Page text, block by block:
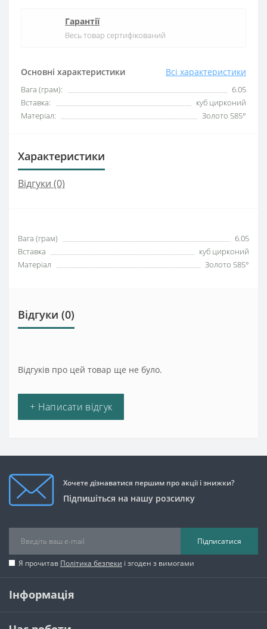
Основні характеристики Всі характеристики
Вага (грам):
6.05
Вставка:
куб цирконий
Матеріал:
Золото 585°
Гарантії
Весь товар сертифікований
Характеристики
Відгуки (0)
Вага (грам)
6.05
Вставка
куб цирконий
Матеріал
Золото 585°
Відгуки (0)
Відгуків про цей товар ще не було.
+ Написати відгук
Хочете дізнаватися першим про акції і знижки?
Підпишіться на нашу розсилку
Підписатися
Я прочитав Політика безпеки і згоден з вимогами
Інформація